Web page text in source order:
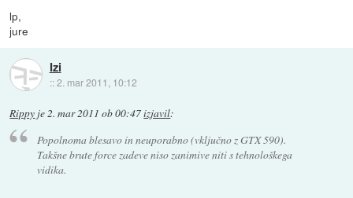
lp,
jure
Izi
::2. mar 2011, 10:12
Rippy je2. mar 2011 ob 00:47izjavil:
Popolnoma blesavo in neuporabno (vključno z GTX 590).
Takšne brute force zadeve niso zanimive niti s tehnološkega
vidika.